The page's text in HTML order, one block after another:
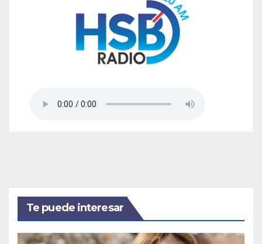
Te puede interesar